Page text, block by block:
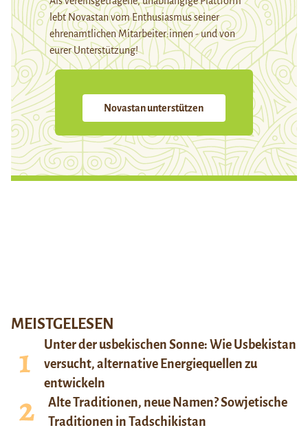
lebt Novastan vom Enthusiasmus seiner
ehrenamtlichen Mitarbeiter:innen - und von
eurer Unterstützung!
Novastan unterstützen
MEISTGELESEN
Unter der usbekischen Sonne: Wie Usbekistan
versucht, alternative Energiequellen zu
entwickeln
Alte Traditionen, neue Namen? Sowjetische
Traditionen in Tadschikistan